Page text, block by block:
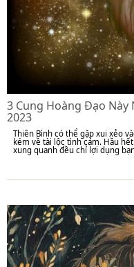
3 Cung Hoàng Đạo Này
2023
Thiên Bình có thể gặp xui xẻo
kém về tài lộc tình cảm. Hầu
xung quanh đều chỉ lợi dụng